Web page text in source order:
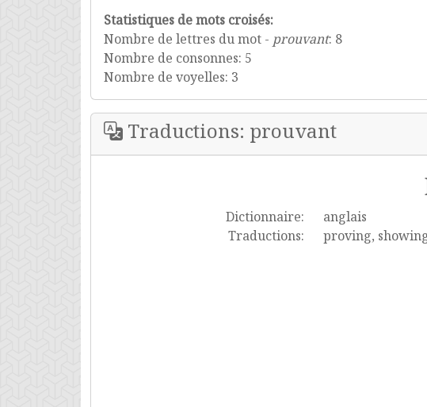
Statistiques de mots croisés:
Nombre de lettres du mot - prouvant: 8
Nombre de consonnes: 5
Nombre de voyelles: 3
Traductions: prouvant
Dictionnaire:
anglais
Traductions:
proving,